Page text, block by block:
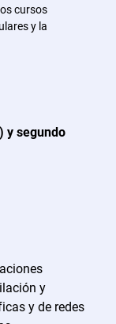
cursos
y la
y segundo
y
y de redes